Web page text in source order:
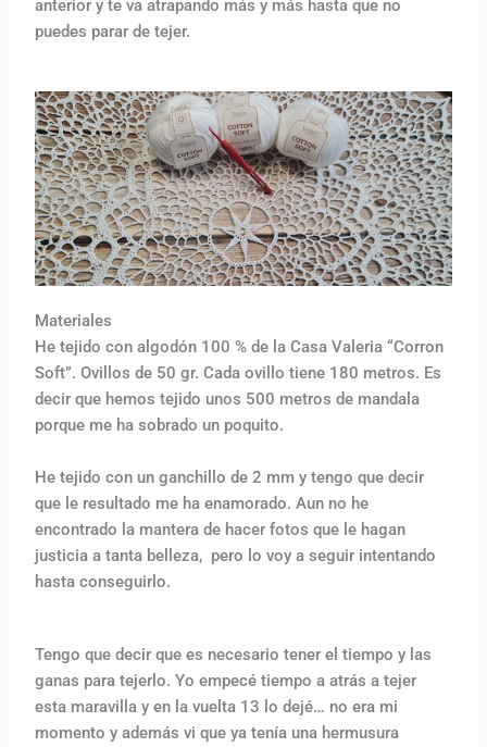
anterior y te va atrapando más y más hasta que no
puedes parar de tejer.
Materiales
He tejido con algodón 100 % de la Casa Valeria “Corron
Soft”. Ovillos de 50 gr. Cada ovillo tiene 180 metros. Es
decir que hemos tejido unos 500 metros de mandala
porque me ha sobrado un poquito.
He tejido con un ganchillo de 2 mm y tengo que decir
que le resultado me ha enamorado. Aun no he
encontrado la mantera de hacer fotos que le hagan
justicia a tanta belleza, pero lo voy a seguir intentando
hasta conseguirlo.
Tengo que decir que es necesario tener el tiempo y las
ganas para tejerlo. Yo empecé tiempo a atrás a tejer
esta maravilla y en la vuelta 13 lo dejé… no era mi
momento y además vi que ya tenía una hermusura